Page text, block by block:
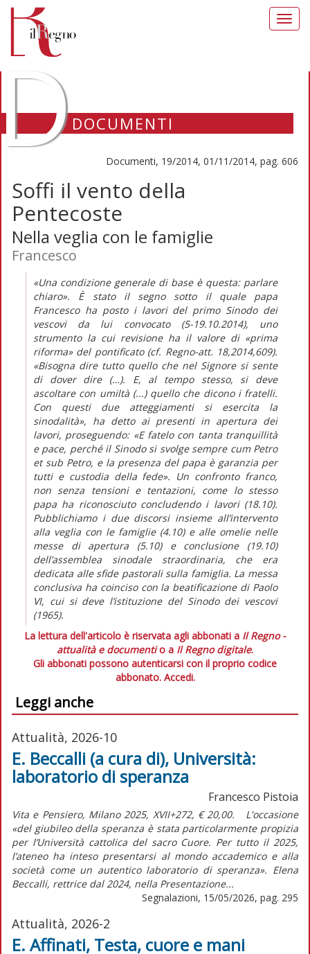
DOCUMENTI
Documenti, 19/2014, 01/11/2014, pag. 606
Soffi il vento della
Pentecoste
Nella veglia con le famiglie
Francesco
«Una condizione generale di base è questa: parlare
chiaro». È stato il segno sotto il quale papa
Francesco ha posto i lavori del primo Sinodo dei
vescovi da lui convocato (5-19.10.2014), uno
strumento la cui revisione ha il valore di «prima
riforma» del pontificato (cf. Regno-att. 18,2014,609).
«Bisogna dire tutto quello che nel Signore si sente
di dover dire (…). E, al tempo stesso, si deve
ascoltare con umiltà (...) quello che dicono i fratelli.
Con questi due atteggiamenti si esercita la
sinodalità», ha detto ai presenti in apertura dei
lavori, proseguendo: «E fatelo con tanta tranquillità
e pace, perché il Sinodo si svolge sempre cum Petro
et sub Petro, e la presenza del papa è garanzia per
tutti e custodia della fede». Un confronto franco,
non senza tensioni e tentazioni, come lo stesso
papa ha riconosciuto concludendo i lavori (18.10).
Pubblichiamo i due discorsi insieme all’intervento
alla veglia con le famiglie (4.10) e alle omelie nelle
messe di apertura (5.10) e conclusione (19.10)
dell’assemblea sinodale straordinaria, che era
dedicata alle sfide pastorali sulla famiglia. La messa
conclusiva ha coinciso con la beatificazione di Paolo
VI, cui si deve l’istituzione del Sinodo dei vescovi
(1965).
La lettura dell'articolo è riservata agli abbonati a Il Regno -
attualità e documentio a Il Regno digitale.
Gli abbonati possono autenticarsi con il proprio codice
abbonato. Accedi.
Leggi anche
Attualità, 2026-10
E. Beccalli (a cura di), Università:
laboratorio di speranza
Francesco Pistoia
Vita e Pensiero, Milano 2025, XVII+272, € 20,00. L'occasione
«del giubileo della speranza è stata particolarmente propizia
per l’Università cattolica del sacro Cuore. Per tutto il 2025,
l’ateneo ha inteso presentarsi al mondo accademico e alla
società come un autentico laboratorio di speranza». Elena
Beccalli, rettrice dal 2024, nella Presentazione...
Segnalazioni, 15/05/2026, pag. 295
Attualità, 2026-2
E. Affinati, Testa, cuore e mani